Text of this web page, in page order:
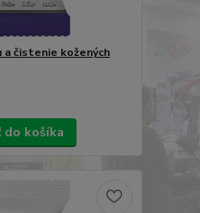
čistenie kožených
do košíka